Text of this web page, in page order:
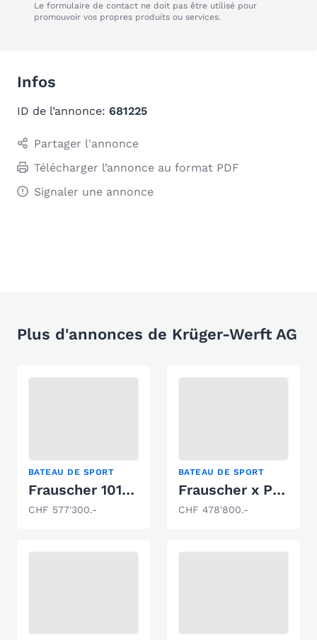
Le formulaire de contact ne doit pas être utilisé pour
promouvoir vos propres produits ou services.
Infos
ID de l’annonce: 681225
Partager l'annonce
Télécharger l’annonce au format PDF
Signaler une annonce
Plus d'annonces de Krüger-Werft AG
BATEAU DE SPORT
Frauscher 1017GT
CHF 577'300.-
BATEAU DE SPORT
Frauscher x Porsche 790 Spectre
CHF 478'800.-